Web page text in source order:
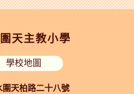
天主教小學
天柏路二十八號
學校地圖